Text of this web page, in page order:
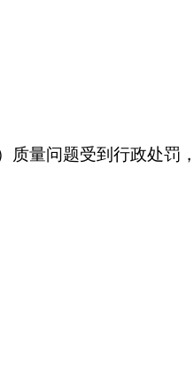
质量问题受到行政处罚